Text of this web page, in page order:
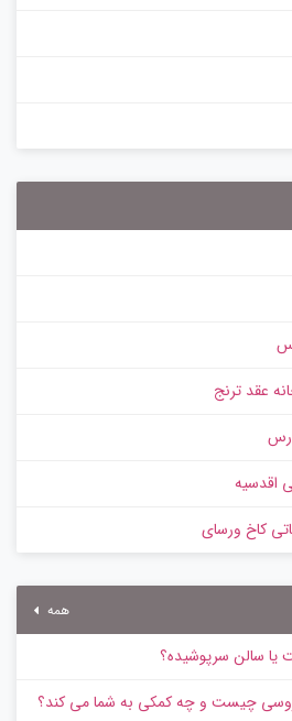
عقد ترنج
اقدسیه
کاخ ورسای
همه
یا سالن سرپوشیده؟
چیست و چه کمکی به شما می کند؟